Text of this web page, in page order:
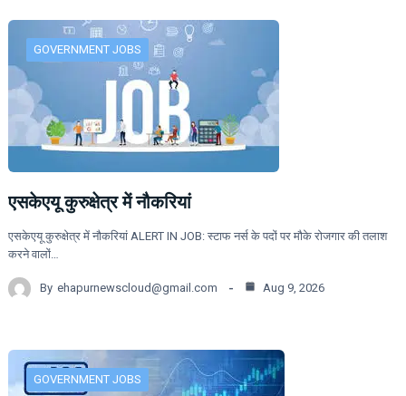
GOVERNMENT JOBS
एसकेएयू कुरुक्षेत्र में नौकरियां
एसकेएयू कुरुक्षेत्र में नौकरियां ALERT IN JOB: स्टाफ नर्स के पदों पर मौके रोजगार की तलाश
करने वालों…
By ehapurnewscloud@gmail.com Aug 9, 2026
GOVERNMENT JOBS